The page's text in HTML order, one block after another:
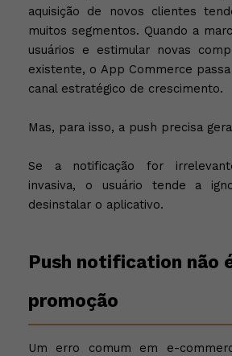
aquisição de novos clientes
muitos segmentos. Quando a
usuários e estimular novas
existente, o App Commerce
canal estratégico de crescimento.
Mas, para isso, a push precisa
Se a notificação for
invasiva, o usuário tende a
desinstalar o aplicativo.
Push notification não
promoção
Um erro comum em e-